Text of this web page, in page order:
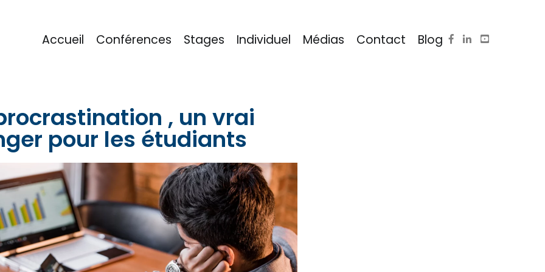
Accueil Conférences Stages Individuel Médias Contact Blog
, un vrai
pour les étudiants